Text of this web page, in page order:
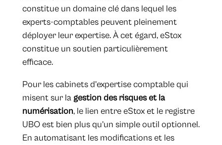
constitue un domaine clé dans lequel les
experts-comptables peuvent pleinement
déployer leur expertise. À cet égard, eStox
constitue un soutien particulièrement
efficace.
Pour les cabinets d’expertise comptable qui
misent sur la gestion des risques et la
numérisation, le lien entre eStox et le registre
UBO est bien plus qu’un simple outil optionnel.
En automatisant les modifications et les